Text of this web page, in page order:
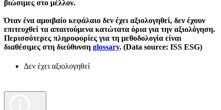
βιώσιμες στο μέλλον.
Όταν ένα αμοιβαίο κεφάλαιο δεν έχει αξιολογηθεί, δεν έχουν
επιτευχθεί τα απαιτούμενα κατώτατα όρια για την αξιολόγηση.
Περισσότερες πληροφορίες για τη μεθοδολογία είναι
διαθέσιμες στη διεύθυνση glossary. (Data source: ISS ESG)
Δεν έχει αξιολογηθεί